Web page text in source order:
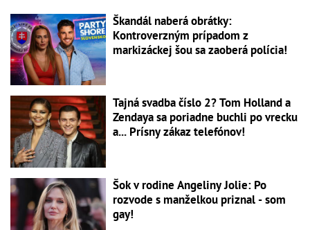
Škandál naberá obrátky:
Kontroverzným prípadom z
markizáckej šou sa zaoberá polícia!
Tajná svadba číslo 2? Tom Holland a
Zendaya sa poriadne buchli po vrecku
a... Prísny zákaz telefónov!
Šok v rodine Angeliny Jolie: Po
rozvode s manželkou priznal - som
gay!